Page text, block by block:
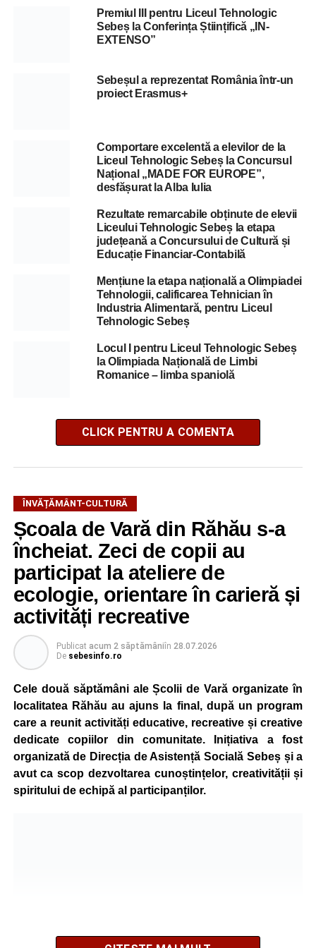
Premiul III pentru Liceul Tehnologic
Sebeș la Conferința Științifică „IN-
EXTENSO”
Sebeșul a reprezentat România într-un
proiect Erasmus+
Comportare excelentă a elevilor de la
Liceul Tehnologic Sebeș la Concursul
Național „MADE FOR EUROPE”,
desfășurat la Alba Iulia
Rezultate remarcabile obținute de elevii
Liceului Tehnologic Sebeș la etapa
județeană a Concursului de Cultură și
Educație Financiar-Contabilă
Mențiune la etapa națională a Olimpiadei
Tehnologii, calificarea Tehnician în
Industria Alimentară, pentru Liceul
Tehnologic Sebeș
Locul I pentru Liceul Tehnologic Sebeș
la Olimpiada Națională de Limbi
Romanice – limba spaniolă
CLICK PENTRU A COMENTA
ÎNVĂȚĂMÂNT-CULTURĂ
Școala de Vară din Răhău s-a
încheiat. Zeci de copii au
participat la ateliere de
ecologie, orientare în carieră și
activități recreative
Publicat acum 2 săptămâniîn 28.07.2026
De sebesinfo.ro
Cele două săptămâni ale Școlii de Vară organizate în
localitatea Răhău au ajuns la final, după un program
care a reunit activități educative, recreative și creative
dedicate copiilor din comunitate. Inițiativa a fost
organizată de Direcția de Asistență Socială Sebeș și a
avut ca scop dezvoltarea cunoștințelor, creativității și
spiritului de echipă al participanților.